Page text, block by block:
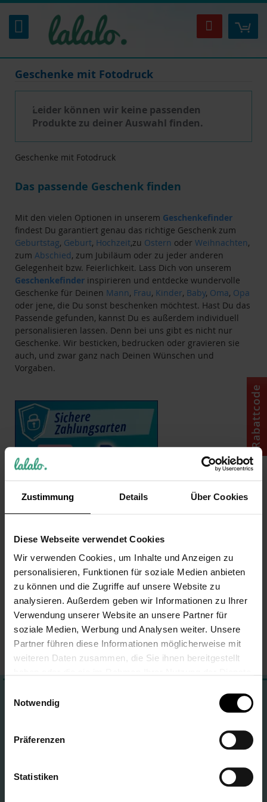
Zustimmung Details Über Cookies
Diese Webseite verwendet Cookies
Wir verwenden Cookies, um Inhalte und Anzeigen zu
personalisieren, Funktionen für soziale Medien anbieten
zu können und die Zugriffe auf unsere Website zu
analysieren. Außerdem geben wir Informationen zu Ihrer
Verwendung unserer Website an unsere Partner für
soziale Medien, Werbung und Analysen weiter. Unsere
Partner führen diese Informationen möglicherweise mit
weiteren Daten zusammen, die Sie ihnen bereitgestellt
Notwendig
Präferenzen
Statistiken
Inhalt
springen
Suche
Geschenke mit Fotodruck
Leider können wir keine passenden
Produkte zu deiner Auswahl finden.
Geschenke mit Fotodruck
Das passende Geschenk finden
Mit den vielen Optionen in unserem Geschenkefinder
findest Du garantiert genau das richtige Geschenk zum
Geburtstag, Geburt, Hochzeit,zu Ostern oder Weihnachten,
zum Abschied, zum Jubiläum oder zu jeder anderen
Gelegenheit bzw. Feierlichkeit. Lass Dich von unserem
Geschenkefinder inspirieren und entdecke wundervolle
Geschenke für Deinen Mann, Frau, Kinder, Baby, Oma, Opa
oder jene, die Du sonst beschenken möchtest. Hast Du das
Passende gefunden, kannst Du es außerdem individuell
personalisieren lassen. Denn bei uns gibt es nicht nur
Geschenke. Wir besticken, bedrucken oder gravieren sie
auch, und zwar ganz nach Deinen Wünschen und
Vorgaben.
Meine Wunschliste
Du hast keine Artikel auf deiner Wunschliste.
Dein LALALO Service-Team ist für dich da!
Rabattcode